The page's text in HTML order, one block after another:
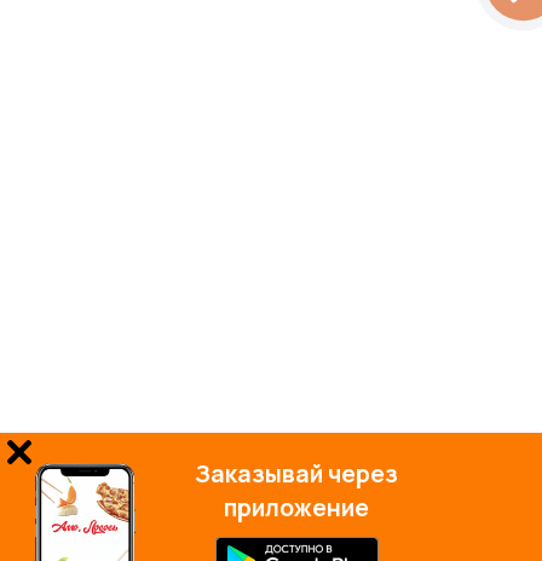
Заказывай через
приложение